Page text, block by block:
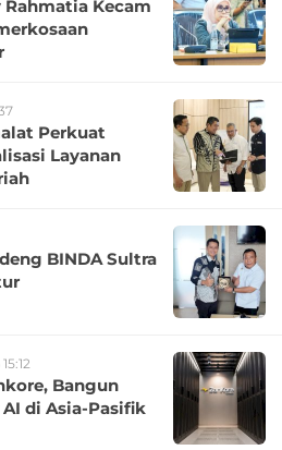
Kecam
Perkuat
Layanan
BINDA Sultra
Bangun
di Asia-Pasifik